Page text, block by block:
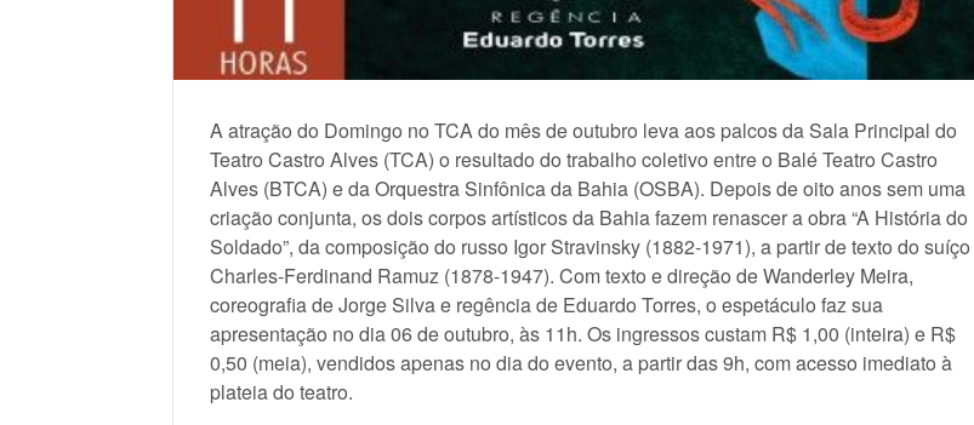
A atração do Domingo no TCA do mês de outubro leva aos palcos da Sala Principal do
Teatro Castro Alves (TCA) o resultado do trabalho coletivo entre o Balé Teatro Castro
Alves (BTCA) e da Orquestra Sinfônica da Bahia (OSBA). Depois de oito anos sem uma
criação conjunta, os dois corpos artísticos da Bahia fazem renascer a obra “A História do
Soldado”, da composição do russo Igor Stravinsky (1882-1971), a partir de texto do suíço
Charles-Ferdinand Ramuz (1878-1947). Com texto e direção de Wanderley Meira,
coreografia de Jorge Silva e regência de Eduardo Torres, o espetáculo faz sua
apresentação no dia 06 de outubro, às 11h. Os ingressos custam R$ 1,00 (inteira) e R$
0,50 (meia), vendidos apenas no dia do evento, a partir das 9h, com acesso imediato à
plateia do teatro.